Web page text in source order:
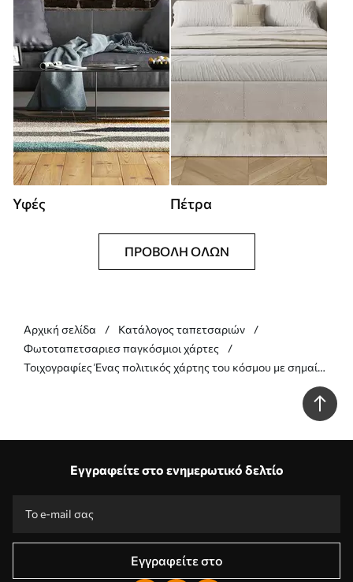
Υφές Πέτρα
ΠΡΟΒΟΛΉ ΌΛΩΝ
Αρχική σελίδα
Κατάλογος ταπετσαριών
Φωτοταπετσαριεσ παγκόσμιοι χάρτες
Τοιχογραφίες Ένας πολιτικός χάρτης του κόσμου με σημαίες
Εγγραφείτε στο ενημερωτικό δελτίο
Εγγραφείτε στο